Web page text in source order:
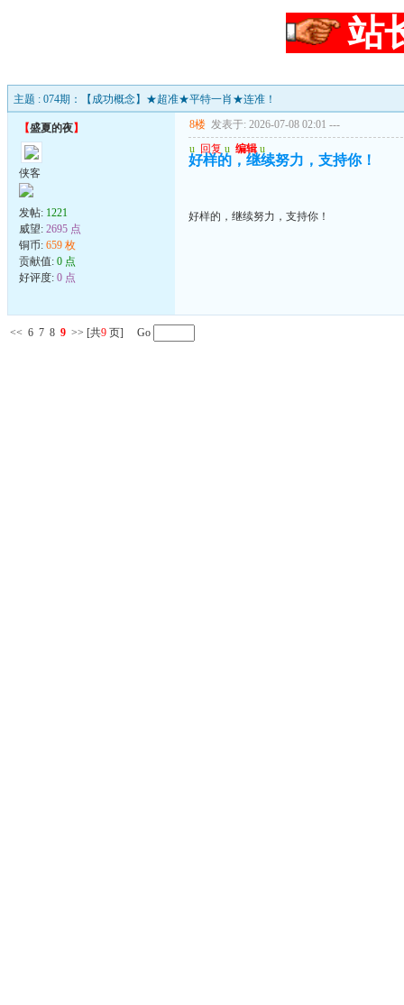
站
主题 : 074期：【成功概念】★超准★平特一肖★连准！
【盛夏的夜】
侠客
发帖: 1221
威望: 2695 点
铜币: 659 枚
贡献值: 0 点
好评度: 0 点
8楼 发表于: 2026-07-08 02:01 ---
u 回复 u 编辑 u
好样的，继续努力，支持你！
好样的，继续努力，支持你！
<< 6 7 8 9 >> [共9 页] Go